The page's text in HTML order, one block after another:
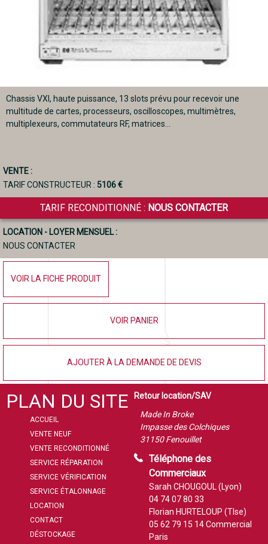
Chassis VXI, haute puissance, 13 slots prévu pour recevoir une
multitude de cartes, processeurs, oscilloscopes, multimètres,
multiplexeurs, commutateurs RF, matrices...
VENTE :
TARIF CONSTRUCTEUR : 5106 €
TARIF RECONDITIONNÉ : NOUS CONTACTER
LOCATION - LOYER MENSUEL :
NOUS CONTACTER
VOIR LA FICHE PRODUIT
VOIR PANIER
AJOUTER À LA DEMANDE DE DEVIS
PLAN DU SITE
ACCUEIL
VENTE NEUF
VENTE RECONDITIONNÉ
SERVICE RÉPARATION
SERVICE VÉRIFICATION
SERVICE ÉTALONNAGE
LOCATION
CONTACT
DÉSTOCKAGE
Retour location/SAV
Made In Broke
Impasse des Colchiques
31150 Fenouillet
Téléphone des
Commerciaux
Sarah CHOUGOUL (Lyon)
04 74 07 80 33
Florian HURTELOUP (Tlse)
05 62 79 15 14Commercial
Paris